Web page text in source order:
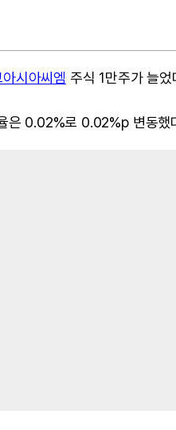
아시아씨엠 주식 1만주가 늘
은 0.02%로 0.02%p 변동했